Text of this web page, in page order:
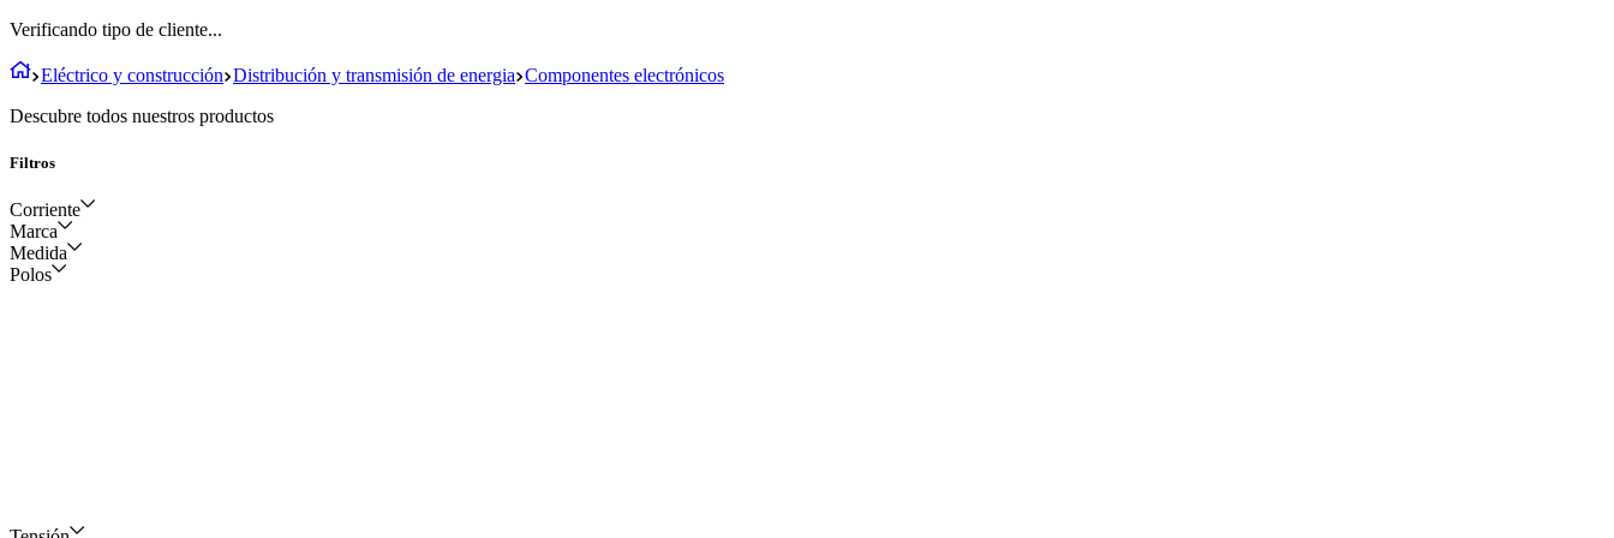
Verificando tipo de cliente...
Eléctrico y construcción Distribución y transmisión de energia Componentes electrónicos
Descubre todos nuestros productos
Filtros
Corriente
1200 miliamperios
Marca
TECHMAN
Medida
Polos